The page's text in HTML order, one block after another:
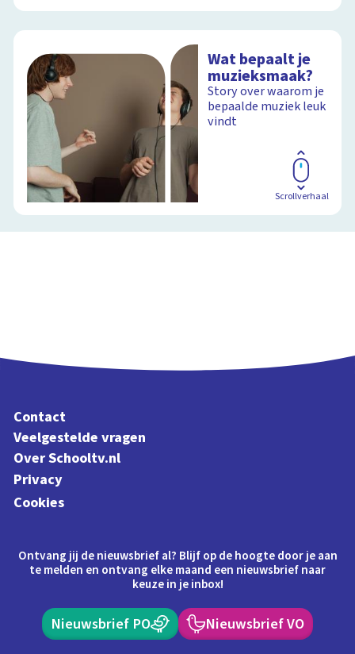
Wat bepaalt je
muzieksmaak?
Story over waarom je
bepaalde muziek leuk
vindt
Scrollverhaal
Contact
Veelgestelde vragen
Over Schooltv.nl
Privacy
Cookies
Ontvang jij de nieuwsbrief al? Blijf op de hoogte door je aan
te melden en ontvang elke maand een nieuwsbrief naar
keuze in je inbox!
Nieuwsbrief PO Nieuwsbrief VO